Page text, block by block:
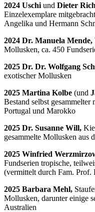
2024 Uschi und Dieter
Einzelexemplare
Angelika und Hermann
2024 Dr. Manuela Mende,
Mollusken, ca. 450
2025 Dr. Dr. Wolfgang
exotischer Mollusken
2025 Martina Kolbe (und
Bestand selbst
Portugal und Marokko
2025 Dr. Susanne Will,
gesammelte Mollusken aus
2025 Winfried
Fundserien tropische,
(vermittelt durch Fam. Prof.
2025 Barbara Mehl,
Mollusken, darunter einige
Australien